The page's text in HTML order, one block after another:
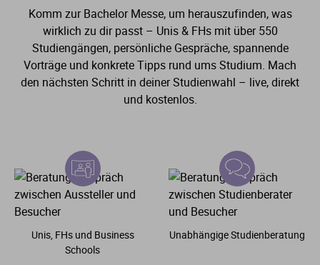
Komm zur Bachelor Messe, um herauszufinden, was
wirklich zu dir passt – Unis & FHs mit über550
Studiengängen, persönliche Gespräche, spannende
Vorträge und konkrete Tipps rund ums Studium. Mach
den nächsten Schritt in deiner Studienwahl – live, direkt
und kostenlos.
Unis, FHs und Business
Schools
Unabhängige Studienberatung